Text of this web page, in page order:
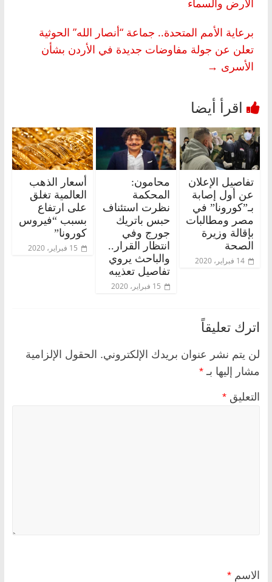
الأرض والسماء
برعاية الأمم المتحدة.. جماعة “أنصار الله” الحوثية
تعلن عن جولة مفاوضات جديدة في الأردن بشأن
الأسرى →
تفاصيل الإعلان
عن أول إصابة
بـ”كورونا” في
مصر ومطالبات
بإقالة وزيرة
الصحة
14 فبراير، 2020
محامون:
المحكمة
نظرت استئناف
حبس باتريك
جورج وفي
انتظار القرار..
والباحث يروي
تفاصيل تعذيبه
15 فبراير، 2020
أسعار الذهب
العالمية تغلق
على ارتفاع
بسبب “فيروس
كورونا”
15 فبراير، 2020
اترك تعليقاً
لن يتم نشر عنوان بريدك الإلكتروني. الحقول الإلزامية
مشار إليها بـ *
التعليق *
الاسم *